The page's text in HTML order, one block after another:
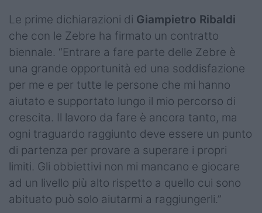
Le prime dichiarazioni di Giampietro Ribaldi
che con le Zebre ha firmato un contratto
biennale. “Entrare a fare parte delle Zebre è
una grande opportunità ed una soddisfazione
per me e per tutte le persone che mi hanno
aiutato e supportato lungo il mio percorso di
crescita. Il lavoro da fare è ancora tanto, ma
ogni traguardo raggiunto deve essere un punto
di partenza per provare a superare i propri
limiti. Gli obbiettivi non mi mancano e giocare
ad un livello più alto rispetto a quello cui sono
abituato può solo aiutarmi a raggiungerli.”